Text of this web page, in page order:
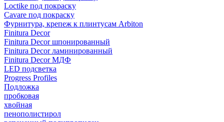
Loctike под покраску
Cavare под покраску
Фурнитура, крепеж к плинтусам Arbiton
Finitura Decor
Finitura Decor шпонированный
Finitura Decor ламинированный
Finitura Decor МДФ
LED подсветка
Progress Profiles
Подложка
пробковая
хвойная
пенополистирол